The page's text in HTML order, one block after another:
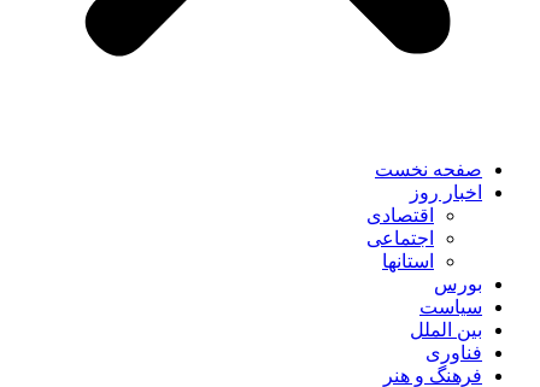
صفحه نخست
اخبار روز
اقتصادی
اجتماعی
استانها
بورس
سیاست
بین الملل
فناوری
فرهنگ و هنر